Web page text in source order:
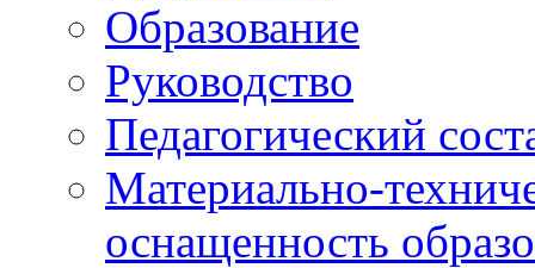
Образование
Руководство
Педагогический
Материально-
оснащенность